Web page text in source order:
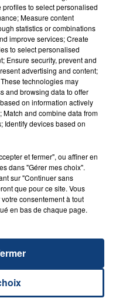
UNE FEMME ET
LA...
feu après avoir
to select personalised
Measure content
statistics or combinations
improve services; Create
to select personalised
Ensure security, prevent and
advertising and content;
technologies may
and browsing data to offer
on information actively
and combine data from
Identify devices based on
et fermer", ou affiner en
dans "Gérer mes choix".
sur "Continuer sans
que pour ce site. Vous
consentement à tout
en bas de chaque page.